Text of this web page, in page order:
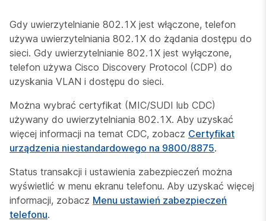
Gdy uwierzytelnianie 802.1X jest włączone, telefon
używa uwierzytelniania 802.1X do żądania dostępu do
sieci. Gdy uwierzytelnianie 802.1X jest wyłączone,
telefon używa Cisco Discovery Protocol (CDP) do
uzyskania VLAN i dostępu do sieci.
Można wybrać certyfikat (MIC/SUDI lub CDC)
używany do uwierzytelniania 802.1X. Aby uzyskać
więcej informacji na temat CDC, zobacz Certyfikat
urządzenia niestandardowego na 9800/8875.
Status transakcji i ustawienia zabezpieczeń można
wyświetlić w menu ekranu telefonu. Aby uzyskać więcej
informacji, zobacz Menu ustawień zabezpieczeń
telefonu.